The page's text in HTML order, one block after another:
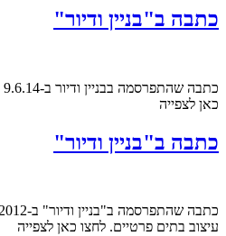
כתבה ב"בניין ודיור"
כאן לצפייה
כתבה ב"בניין ודיור"
עיצוב בתים פרטיים. לחצו כאן לצפייה